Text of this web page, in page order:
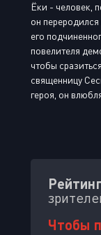
Ёки - человек,
он
его
повелителя
чтобы
священницу
героя, он
Рейтинг
Чтобы